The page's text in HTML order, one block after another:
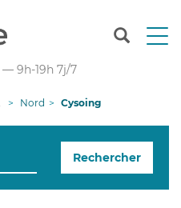
T
n
g
— 9h-19h 7j/7
Nord Cysoing
Rechercher